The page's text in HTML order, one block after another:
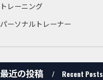
トレーニング
パーソナルトレーナー
最近の投稿 Recent Posts